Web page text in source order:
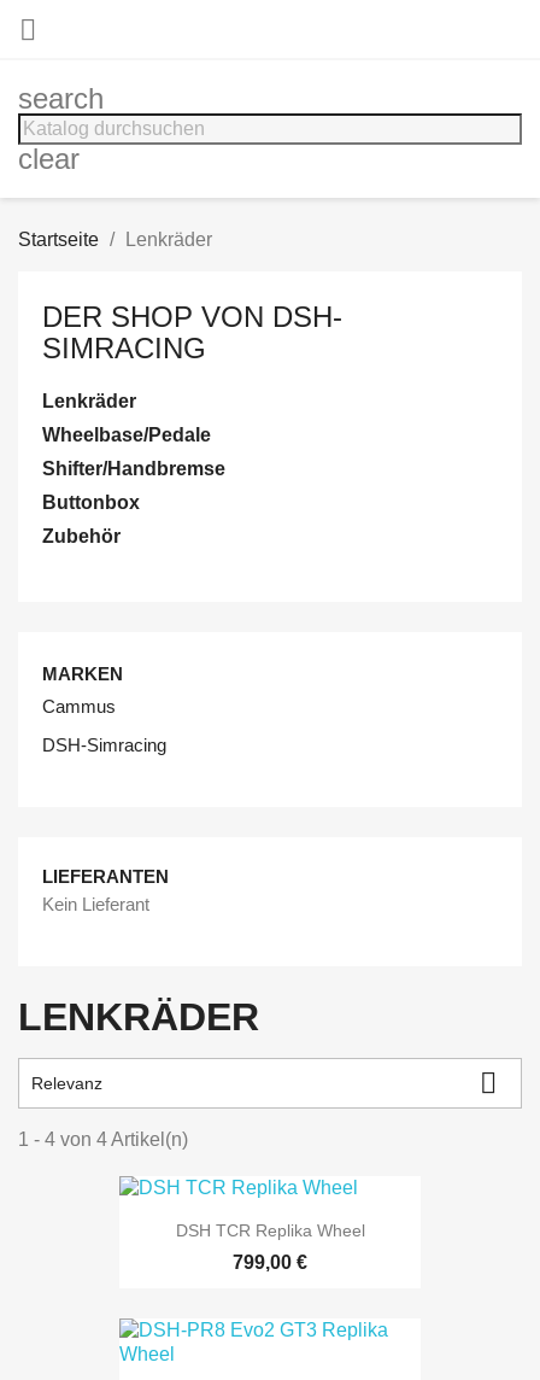

search
clear
Startseite Lenkräder
DER SHOP VON DSH-
SIMRACING
Lenkräder
Wheelbase/Pedale
Shifter/Handbremse
Buttonbox
Zubehör
MARKEN
Cammus
DSH-Simracing
LIEFERANTEN
Kein Lieferant
LENKRÄDER
Relevanz 
1 - 4 von 4 Artikel(n)
DSH TCR Replika Wheel
799,00 €